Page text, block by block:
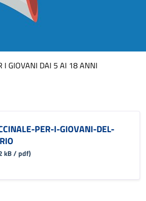
I GIOVANI DAI 5 AI 18 ANNI
PER-I-GIOVANI-DEL-
kB / pdf)